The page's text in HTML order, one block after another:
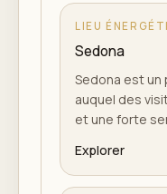
LIEU
Sedona
Sedona est
auquel des
et une forte
Explorer